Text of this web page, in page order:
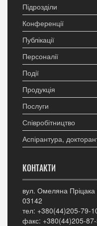
Підрозділи
Конференції
Публікації
Персоналії
Події
Продукція
Послуги
Співробітництво
Аспірантура,
КОНТАКТИ
вул. Омеляна Пріцака
03142
тел: +380(44)205-79-
факс: +380(44)205-